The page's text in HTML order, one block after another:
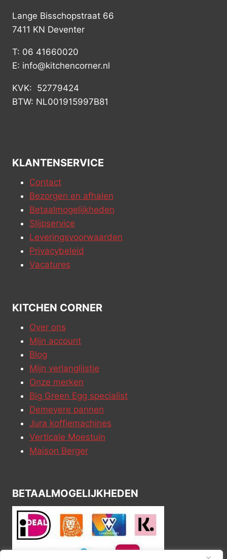
Lange Bisschopstraat 66
7411 KN Deventer
T: 06 41660020
E: info@kitchencorner.nl
KVK: 52779424
BTW: NL001915997B81
KLANTENSERVICE
Contact
Bezorgen en afhalen
Betaalmogelijkheden
Slijpservice
Leveringsvoorwaarden
Privacybeleid
Vacatures
KITCHEN CORNER
Over ons
Mijn account
Blog
Mijn verlanglijstje
Onze merken
Big Green Egg specialist
Demeyere pannen
Jura koffiemachines
Verticale Moestuin
Maison Berger
BETAALMOGELIJKHEDEN